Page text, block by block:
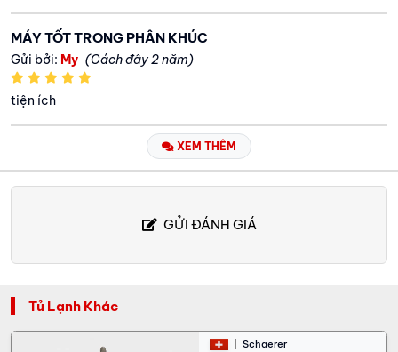
MÁY TỐT TRONG PHÂN KHÚC
Gửi bởi: My (Cách đây 2 năm)
tiện ích
XEM THÊM
GỬI ĐÁNH GIÁ
Tủ Lạnh Khác
Schaerer